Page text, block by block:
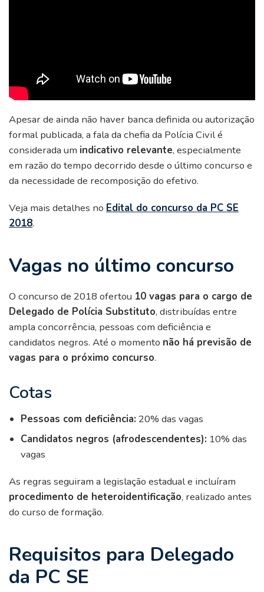
Apesar de ainda não haver banca definida ou autorização
formal publicada, a fala da chefia da Polícia Civil é
considerada um indicativo relevante, especialmente
em razão do tempo decorrido desde o último concurso e
da necessidade de recomposição do efetivo.
Veja mais detalhes no Edital do concurso da PC SE
2018.
Vagas no último concurso
O concurso de 2018 ofertou 10 vagas para o cargo de
Delegado de Polícia Substituto, distribuídas entre
ampla concorrência, pessoas com deficiência e
candidatos negros. Até o momento não há previsão de
vagas para o próximo concurso.
Cotas
Pessoas com deficiência: 20% das vagas
Candidatos negros (afrodescendentes): 10% das
vagas
As regras seguiram a legislação estadual e incluíram
procedimento de heteroidentificação, realizado antes
do curso de formação.
Requisitos para Delegado
da PC SE